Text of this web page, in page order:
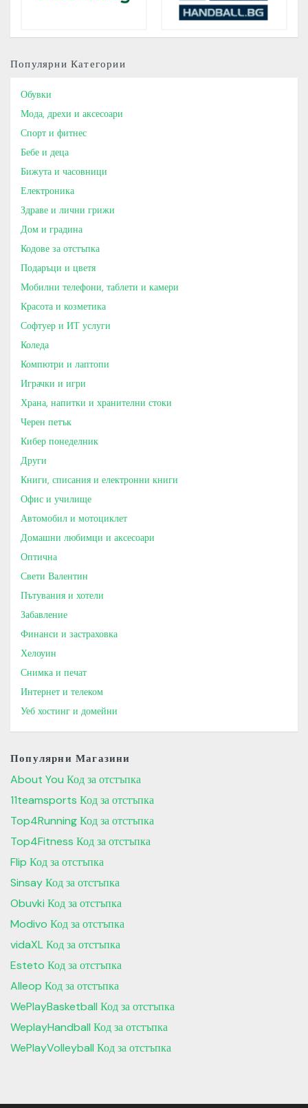
Популярни Категории
Обувки
Мода, дрехи и аксесоари
Спорт и фитнес
Бебе и деца
Бижута и часовници
Електроника
Здраве и лични грижи
Дом и градина
Кодове за отстъпка
Подаръци и цветя
Мобилни телефони, таблети и камери
Красота и козметика
Софтуер и ИТ услуги
Коледа
Компютри и лаптопи
Играчки и игри
Храна, напитки и хранителни стоки
Черен петък
Кибер понеделник
Други
Книги, списания и електронни книги
Офис и училище
Автомобил и мотоциклет
Домашни любимци и аксесоари
Оптична
Свети Валентин
Пътувания и хотели
Забавление
Финанси и застраховка
Хелоуин
Снимка и печат
Интернет и телеком
Уеб хостинг и домейни
Популярни Магазини
About You Код за отстъпка
11teamsports Код за отстъпка
Top4Running Код за отстъпка
Top4Fitness Код за отстъпка
Flip Код за отстъпка
Sinsay Код за отстъпка
Obuvki Код за отстъпка
Modivo Код за отстъпка
vidaXL Код за отстъпка
Esteto Код за отстъпка
Alleop Код за отстъпка
WePlayBasketball Код за отстъпка
WeplayHandball Код за отстъпка
WePlayVolleyball Код за отстъпка